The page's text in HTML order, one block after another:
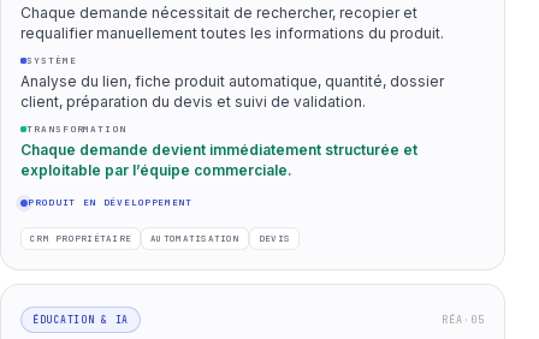
Chaque demande nécessitait de rechercher, recopier et
requalifier manuellement toutes les informations du produit.
SYSTÈME
Analyse du lien, fiche produit automatique, quantité, dossier
client, préparation du devis et suivi de validation.
TRANSFORMATION
Chaque demande devient immédiatement structurée et
exploitable par l’équipe commerciale.
PRODUIT EN DÉVELOPPEMENT
CRM PROPRIÉTAIRE AUTOMATISATION DEVIS
ÉDUCATION & IA RÉA·05